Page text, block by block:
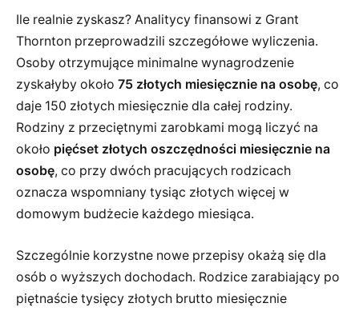
Ile realnie zyskasz? Analitycy finansowi z Grant
Thornton przeprowadzili szczegółowe wyliczenia.
Osoby otrzymujące minimalne wynagrodzenie
zyskałyby około 75 złotych miesięcznie na osobę, co
daje 150 złotych miesięcznie dla całej rodziny.
Rodziny z przeciętnymi zarobkami mogą liczyć na
około pięćset złotych oszczędności miesięcznie na
osobę, co przy dwóch pracujących rodzicach
oznacza wspomniany tysiąc złotych więcej w
domowym budżecie każdego miesiąca.
Szczególnie korzystne nowe przepisy okażą się dla
osób o wyższych dochodach. Rodzice zarabiający po
piętnaście tysięcy złotych brutto miesięcznie